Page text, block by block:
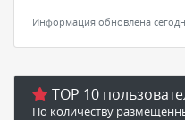
Информация обновлена
TOP 10
По количеству